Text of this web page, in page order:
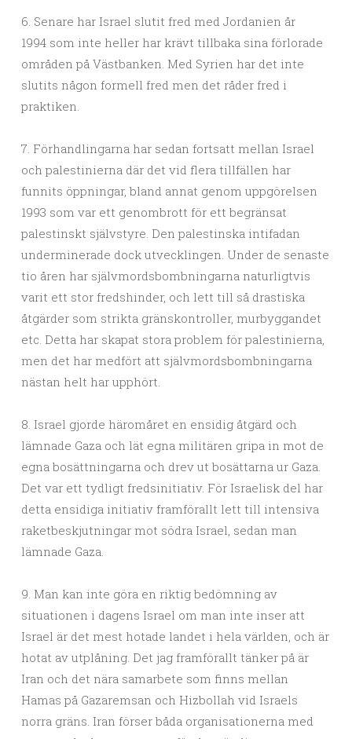
6. Senare har Israel slutit fred med Jordanien år
1994 som inte heller har krävt tillbaka sina förlorade
områden på Västbanken. Med Syrien har det inte
slutits någon formell fred men det råder fred i
praktiken.
7. Förhandlingarna har sedan fortsatt mellan Israel
och palestinierna där det vid flera tillfällen har
funnits öppningar, bland annat genom uppgörelsen
1993 som var ett genombrott för ett begränsat
palestinskt självstyre. Den palestinska intifadan
underminerade dock utvecklingen. Under de senaste
tio åren har självmordsbombningarna naturligtvis
varit ett stor fredshinder, och lett till så drastiska
åtgärder som strikta gränskontroller, murbyggandet
etc. Detta har skapat stora problem för palestinierna,
men det har medfört att självmordsbombningarna
nästan helt har upphört.
8. Israel gjorde häromåret en ensidig åtgärd och
lämnade Gaza och lät egna militären gripa in mot de
egna bosättningarna och drev ut bosättarna ur Gaza.
Det var ett tydligt fredsinitiativ. För Israelisk del har
detta ensidiga initiativ framförallt lett till intensiva
raketbeskjutningar mot södra Israel, sedan man
lämnade Gaza.
9. Man kan inte göra en riktig bedömning av
situationen i dagens Israel om man inte inser att
Israel är det mest hotade landet i hela världen, och är
hotat av utplåning. Det jag framförallt tänker på är
Iran och det nära samarbete som finns mellan
Hamas på Gazaremsan och Hizbollah vid Israels
norra gräns. Iran förser båda organisationerna med